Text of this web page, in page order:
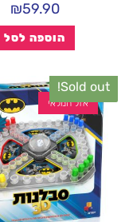
₪59.90
הוספה לסל
Sold out!
אזל המלאי